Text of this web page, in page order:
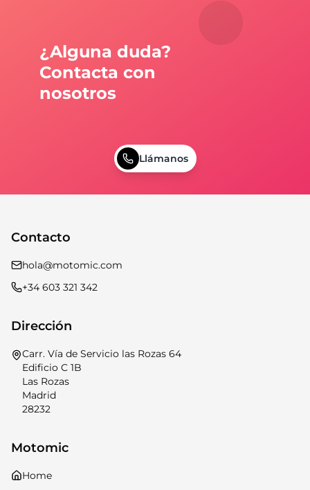
¿Alguna duda?
Contacta con
nosotros
Llámanos
Contacto
hola@motomic.com
+34 603 321 342
Dirección
Carr. Vía de Servicio las Rozas 64
Edificio C 1B
Las Rozas
Madrid
28232
Motomic
Home